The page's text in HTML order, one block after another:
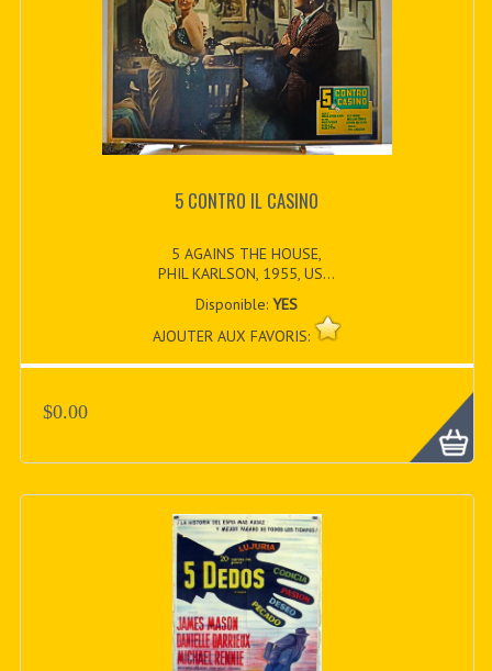
5 CONTRO IL CASINO
5 AGAINS THE HOUSE,
PHIL KARLSON, 1955, US...
Disponible:YES
AJOUTER AUX FAVORIS:
$0.00